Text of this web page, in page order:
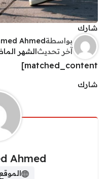
شارك
بواسطةAhmed
آخر تحديثالشهر
matched_content]
شارك
Ahmed